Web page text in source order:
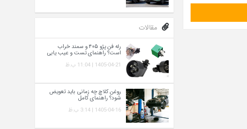
مقالات
رله فن پژو ۴۰۵ و سمند خراب
است؟ راهنمای تست و عیب‌ یابی
1405-04-21 | 11:04 ب.ظ
روغن کلاچ چه زمانی باید تعویض
شود؟ راهنمای کامل
1405-04-16 | 3:14 ب.ظ